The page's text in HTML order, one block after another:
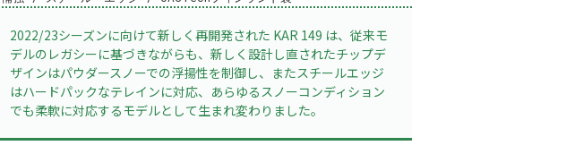
2022/23シーズンに向けて新しく再開発された KAR 149 は、従来モ
デルのレガシーに基づきながらも、新しく設計し直されたチップデ
ザインはパウダースノーでの浮揚性を制御し、またスチールエッジ
はハードパックなテレインに対応、あらゆるスノーコンディション
でも柔軟に対応するモデルとして生まれ変わりました。